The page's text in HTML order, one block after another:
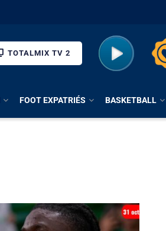
TOTALMIX TV 2
FOOT EXPATRIÉS BASKETBALL